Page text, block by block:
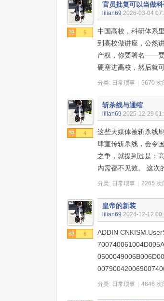
5
官员批复可以当做
lilian69 2026-03-04
中国高校，科研体系
到高校做讲座，公然
产权，你要署名——要
硬塞进高校，然后就
分类: 日常琐事 5670 次
4
斩杀线与通缩
lilian69 2025-12-29
这些天媒体被斩杀线
肆宣传斩杀线，会令
之争，就提到过是：
内需都不见效。 这次
分类: 日常琐事 2265 次
6
皇帝的新装
lilian69 2024-12-12
ADDIN
分类: 日常琐事 4846 次